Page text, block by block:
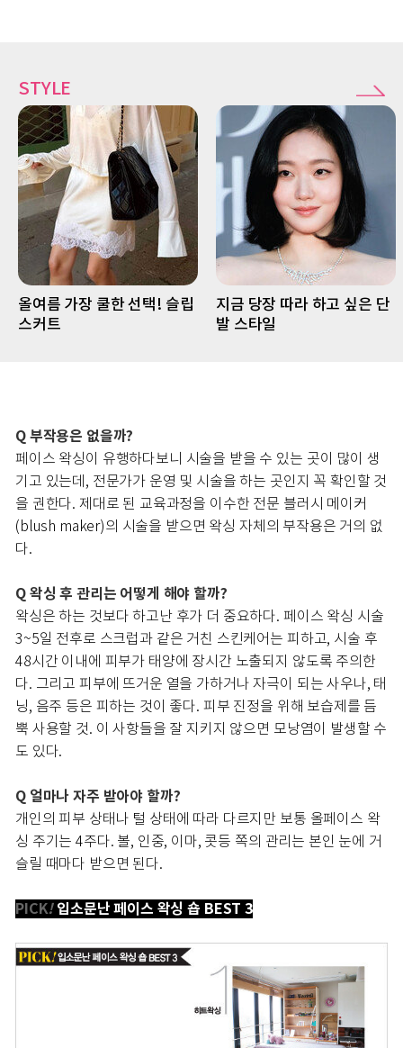
STYLE
올여름 가장 쿨한 선택! 슬립
스커트
지금 당장 따라 하고 싶은 단
발 스타일
Q부작용은 없을까?
페이스 왁싱이 유행하다보니 시술을 받을 수 있는 곳이 많이 생
기고 있는데, 전문가가 운영 및 시술을 하는 곳인지 꼭 확인할 것
을 권한다. 제대로 된 교육과정을 이수한 전문 블러시 메이커
(blush maker)의 시술을 받으면 왁싱 자체의 부작용은 거의 없
다.
Q왁싱 후 관리는 어떻게 해야 할까?
왁싱은 하는 것보다 하고난 후가 더 중요하다. 페이스 왁싱 시술
3~5일 전후로 스크럽과 같은 거친 스킨케어는 피하고, 시술 후
48시간 이내에 피부가 태양에 장시간 노출되지 않도록 주의한
다. 그리고 피부에 뜨거운 열을 가하거나 자극이 되는 사우나, 태
닝, 음주 등은 피하는 것이 좋다. 피부 진정을 위해 보습제를 듬
뿍 사용할 것. 이 사항들을 잘 지키지 않으면 모낭염이 발생할 수
도 있다.
Q 얼마나 자주 받아야 할까?
개인의 피부 상태나 털 상태에 따라 다르지만 보통 올페이스 왁
싱 주기는 4주다. 볼, 인중, 이마, 콧등 쪽의 관리는 본인 눈에 거
슬릴 때마다 받으면 된다.
PICK! 입소문난 페이스 왁싱 숍 BEST 3